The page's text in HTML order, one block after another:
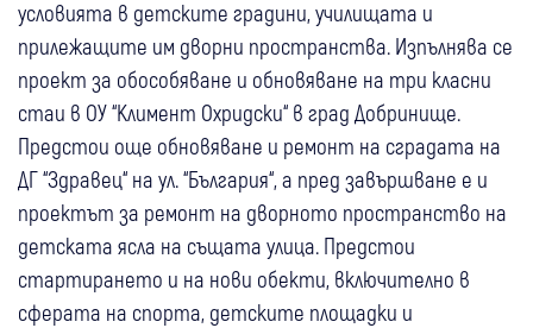
условията в детските градини, училищата и
прилежащите им дворни пространства. Изпълнява се
проект за обособяване и обновяване на три класни
стаи в ОУ “Климент Охридски“ в град Добринище.
Предстои още обновяване и ремонт на сградата на
ДГ “Здравец“ на ул. “България“, а пред завършване е и
проектът за ремонт на дворното пространство на
детската ясла на същата улица. Предстои
стартирането и на нови обекти, включително в
сферата на спорта, детските площадки и